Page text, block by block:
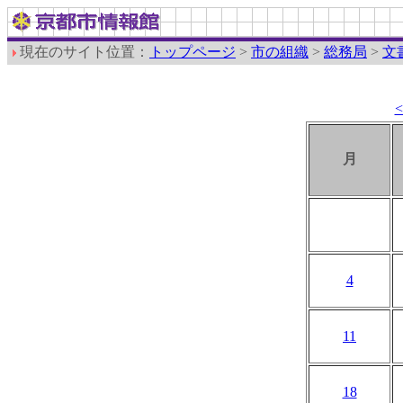
現在のサイト位置： トップページ > 市の組織 > 総務局 > 文
月
4
11
18